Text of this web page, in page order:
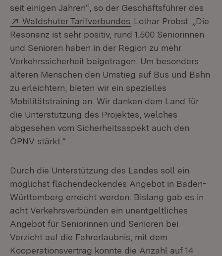
seit einigen Jahren“, so der Geschäftsführer des
Extern:
Waldshuter Tarifverbundes (Öffnet in neuem
Lothar Probst. „Die
Resonanz ist sehr positiv, rund 1.500 Seniorinnen
und Senioren haben in der Region zu mehr
Verkehrssicherheit beigetragen. Um besonders
älteren Menschen den Umstieg auf Bus und Bahn
zu erleichtern, bieten wir ein spezielles
Mobilitätstraining an. Wir danken dem Land für
die Unterstützung des Projektes, welches
abgesehen vom Sicherheitsaspekt auch den
ÖPNV stärkt.“
Durch die Unterstützung des Landes soll ein
möglichst flächendeckendes Angebot in Baden-
Württemberg erreicht werden. Bislang gab es in
acht Verkehrsverbünden ein unentgeltliches
Angebot für Seniorinnen und Senioren bei
Verzicht auf die Fahrerlaubnis, mit dem
Kooperationsvertrag konnte die Anzahl auf 14